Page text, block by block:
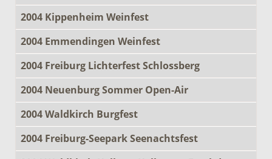
2004 Kippenheim Weinfest
2004 Emmendingen Weinfest
2004 Freiburg Lichterfest Schlossberg
2004 Neuenburg Sommer Open-Air
2004 Waldkirch Burgfest
2004 Freiburg-Seepark Seenachtsfest